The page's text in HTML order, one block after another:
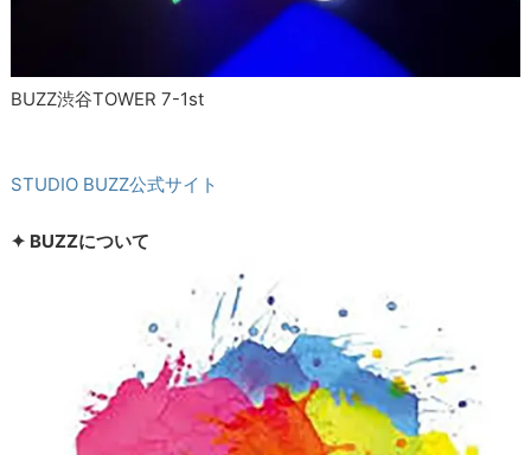
BUZZ渋谷TOWER 7-1st
STUDIO BUZZ公式サイト
✦ BUZZについて